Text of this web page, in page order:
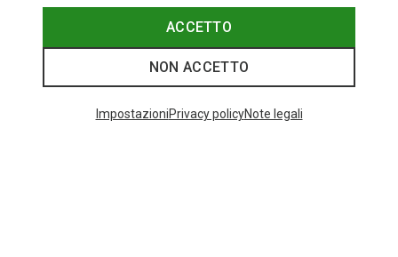
ACCETTO
NON ACCETTO
ImpostazioniPrivacy policyNote legali